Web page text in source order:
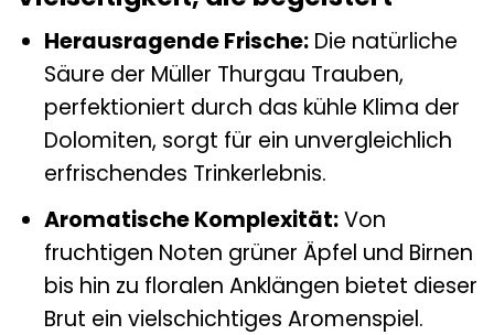
Herausragende Frische:Die natürliche
Säure der Müller Thurgau Trauben,
perfektioniert durch das kühle Klima der
Dolomiten, sorgt für ein unvergleichlich
erfrischendes Trinkerlebnis.
Aromatische Komplexität:Von
fruchtigen Noten grüner Äpfel und Birnen
bis hin zu floralen Anklängen bietet dieser
Brut ein vielschichtiges Aromenspiel.